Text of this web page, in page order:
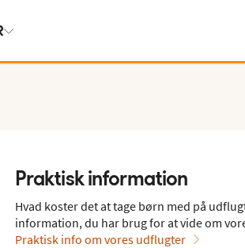
Praktisk information
Hvad koster det at tage børn med på
information, du har brug for at vide om
Praktisk info om vores udflugter